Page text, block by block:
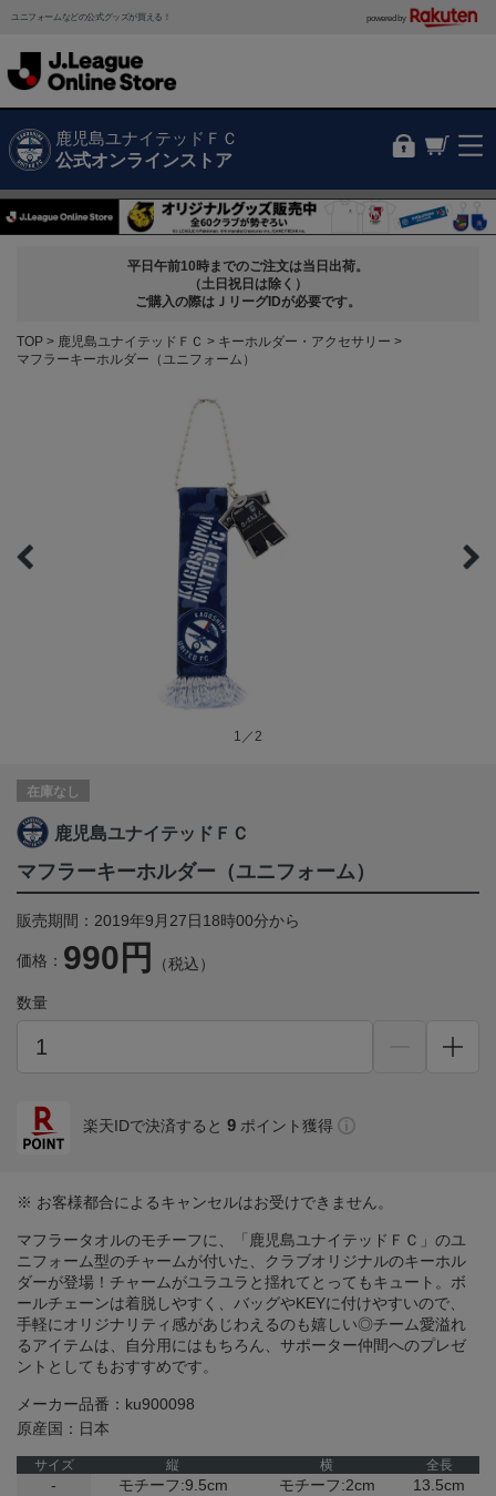
ユニフォームなどの公式グッズが買える！ powered by
鹿児島ユナイテッドＦＣ
公式オンラインストア
平日午前10時までのご注文は当日出荷。
（土日祝日は除く）
ご購入の際はＪリーグIDが必要です。
TOP 鹿児島ユナイテッドＦＣ
キーホルダー・アクセサリー
マフラーキーホルダー（ユニフォーム）
1／2
在庫なし
鹿児島ユナイテッドＦＣ
マフラーキーホルダー（ユニフォーム）
販売期間：2019年9月27日18時00分から
価格： 990円 （税込）
数量
楽天IDで決済すると 9 ポイント獲得
※ お客様都合によるキャンセルはお受けできません。
マフラータオルのモチーフに、「鹿児島ユナイテッドＦＣ」のユ
ニフォーム型のチャームが付いた、クラブオリジナルのキーホル
ダーが登場！チャームがユラユラと揺れてとってもキュート。ボ
ールチェーンは着脱しやすく、バッグやKEYに付けやすいので、
手軽にオリジナリティ感があじわえるのも嬉しい◎チーム愛溢れ
るアイテムは、自分用にはもちろん、サポーター仲間へのプレゼ
ントとしてもおすすめです。
メーカー品番：ku900098
原産国：日本
サイズ 縦 横 全長
- モチーフ:9.5cm モチーフ:2cm 13.5cm